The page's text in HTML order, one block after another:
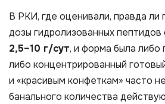
В РКИ, где оценивали, правда ли
дозы гидролизованных пептидов
2,5–10 г/сут, и форма была либо
либо концентрированный
и «красивым конфеткам» часто
банального количества